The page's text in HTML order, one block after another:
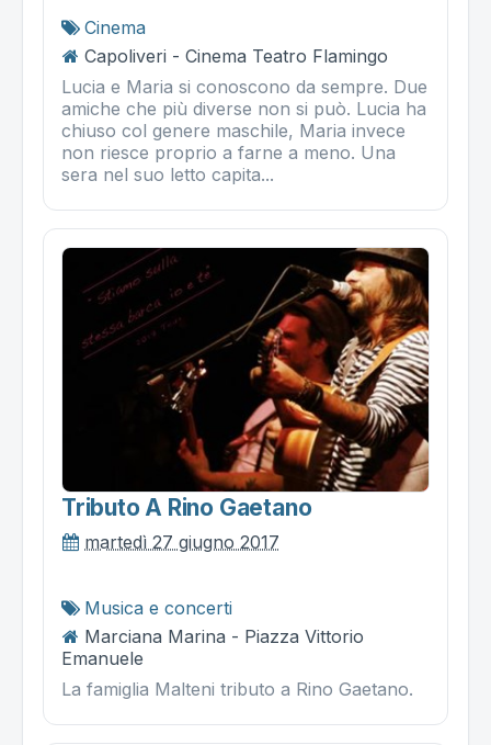
Cinema
Capoliveri - Cinema Teatro Flamingo
Lucia e Maria si conoscono da sempre. Due
amiche che più diverse non si può. Lucia ha
chiuso col genere maschile, Maria invece
non riesce proprio a farne a meno. Una
sera nel suo letto capita...
Tributo A Rino Gaetano
martedì 27 giugno 2017
Musica e concerti
Marciana Marina - Piazza Vittorio
Emanuele
La famiglia Malteni tributo a Rino Gaetano.